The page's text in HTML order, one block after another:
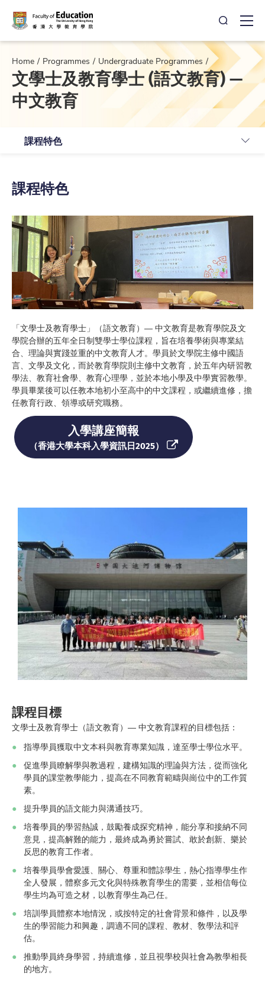
Open
Home Programmes Undergraduate Programmes
文學士及教育學士 (語文教育) —
中文教育
課程特色
課程特色
「文學士及教育學士」（語文教育）— 中文教育是教育學院及文
學院合辦的五年全日制雙學士學位課程，旨在培養學術與專業結
合、理論與實踐並重的中文教育人才。學員於文學院主修中國語
言、文學及文化，而於教育學院則主修中文教育，於五年內研習教
學法、教育社會學、教育心理學，並於本地小學及中學實習教學。
學員畢業後可以任教本地初小至高中的中文課程，或繼續進修，擔
任教育行政、領導或研究職務。
入學講座簡報
（香港大學本科入學資訊日2025）
課程目標
文學士及教育學士（語文教育）— 中文教育課程的目標包括：
指導學員獲取中文本科與教育專業知識，達至學士學位水平。
促進學員瞭解學與教過程，建構知識的理論與方法，從而強化
學員的課堂教學能力，提高在不同教育範疇與崗位中的工作質
素。
提升學員的語文能力與溝通技巧。
培養學員的學習熱誠，鼓勵養成探究精神，能分享和接納不同
意見，提高解難的能力，最終成為勇於嘗試、敢於創新、樂於
反思的教育工作者。
培養學員學會愛護、關心、尊重和體諒學生，熱心指導學生作
全人發展，體察多元文化與特殊教育學生的需要，並相信每位
學生均為可造之材，以教育學生為己任。
培訓學員體察本地情況，或按特定的社會背景和條件，以及學
生的學習能力和興趣，調適不同的課程、教材、敎學法和評
估。
推動學員終身學習，持續進修，並且視學校與社會為教學相長
的地方。